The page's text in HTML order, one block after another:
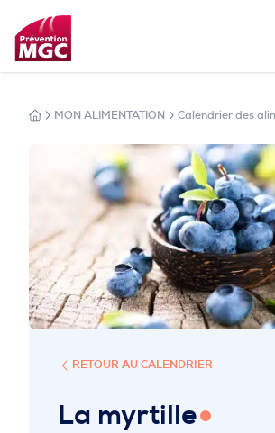
MON ALIMENTATION
MON SOMMEIL
MON ACTIVITÉ PHYSIQUE
PROFESSIONNELS DE LA
MON ALIMENTATION Calendrier des
RETOUR AU CALENDRIER
La myrtille